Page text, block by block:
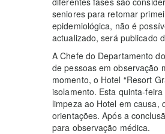
seniores para retomar
epidemiológica, não é
actualizado, será publicado
A Chefe do Departamento
de pessoas em observação
momento, o Hotel “Resort
isolamento. Esta quinta-
limpeza ao Hotel em causa,
orientações. Após a
para observação médica.